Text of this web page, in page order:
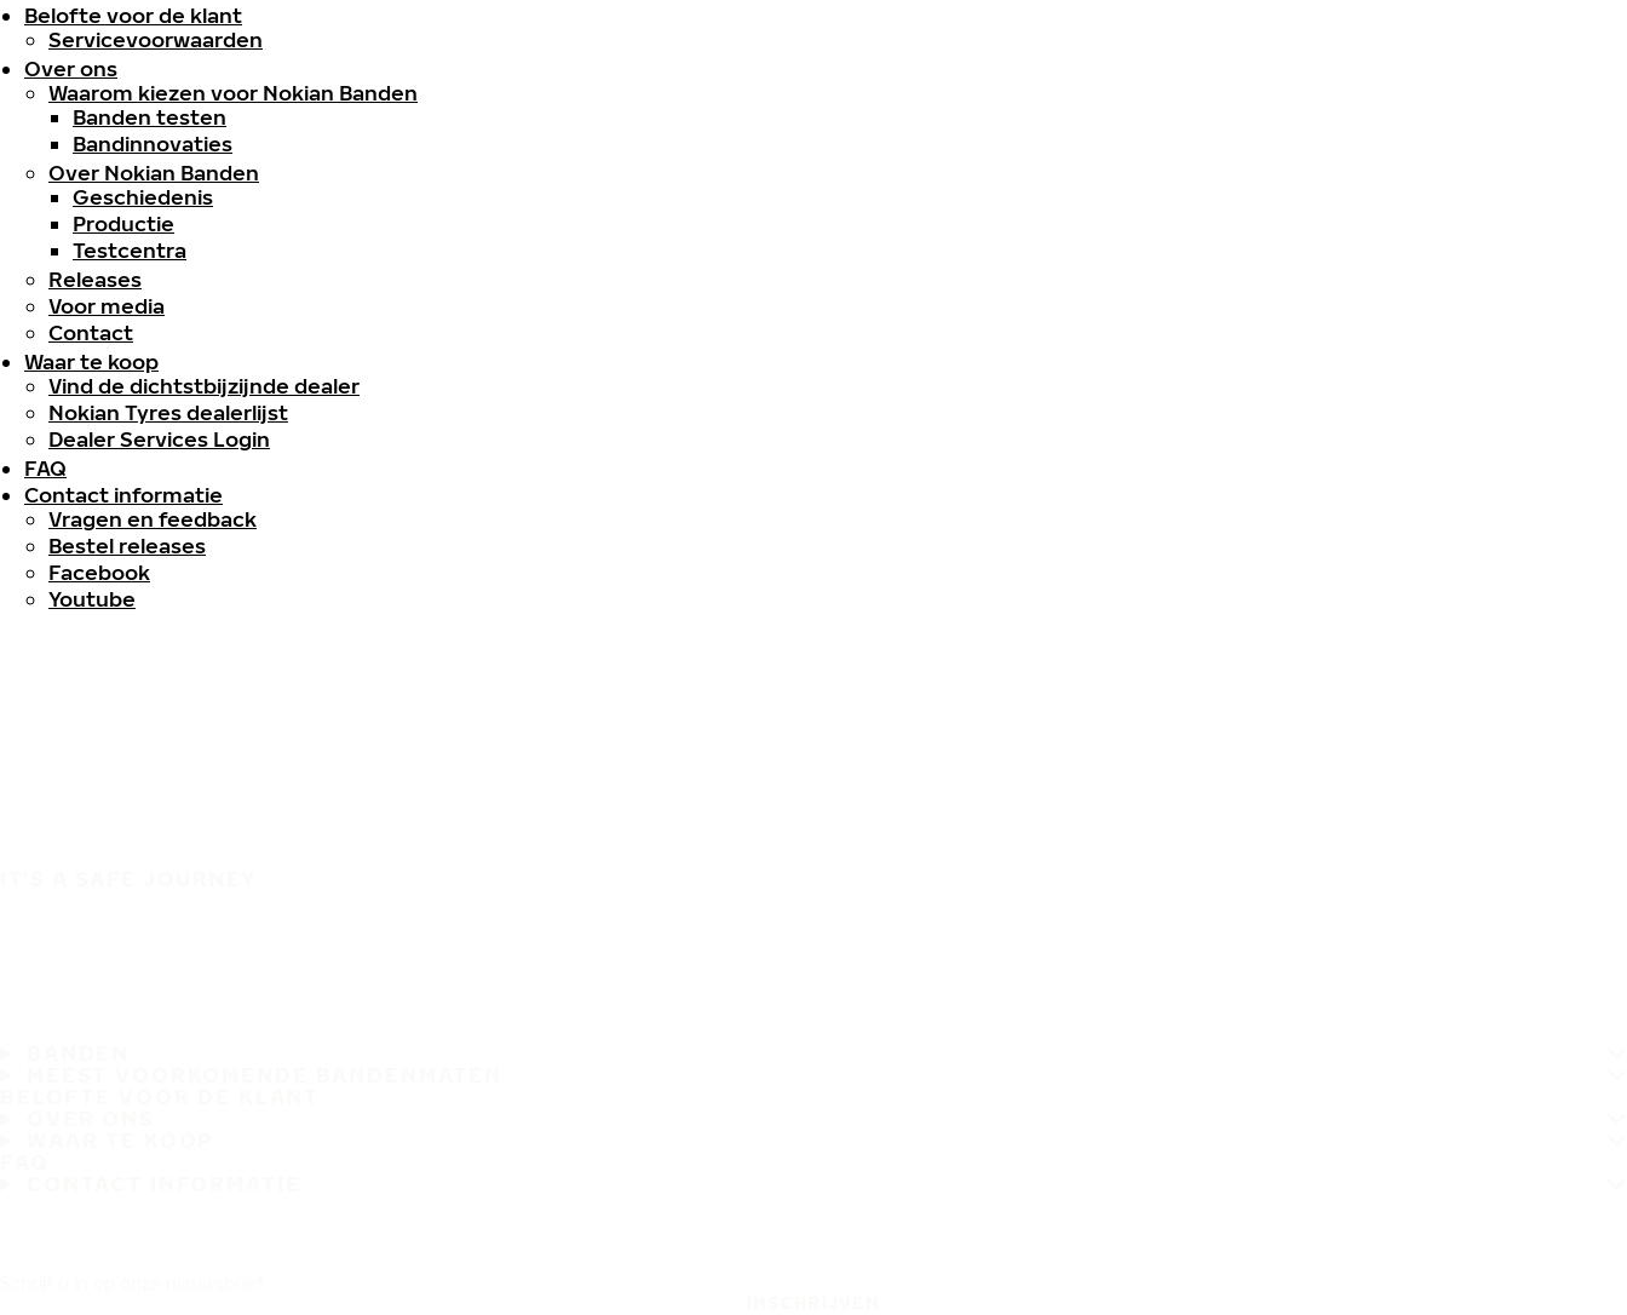
Belofte voor de klant
Servicevoorwaarden
Over ons
Waarom kiezen voor Nokian Banden
Banden testen
Bandinnovaties
Over Nokian Banden
Geschiedenis
Productie
Testcentra
Releases
Voor media
Contact
Waar te koop
Vind de dichtstbijzijnde dealer
Nokian Tyres dealerlijst
Dealer Services Login
FAQ
Contact informatie
Vragen en feedback
Bestel releases
Facebook
Youtube